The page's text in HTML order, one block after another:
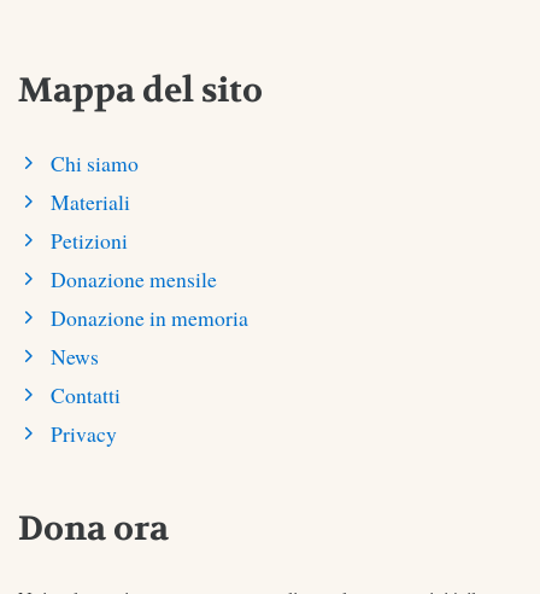
Mappa del sito
Chi siamo
Materiali
Petizioni
Donazione mensile
Donazione in memoria
News
Contatti
Privacy
Dona ora